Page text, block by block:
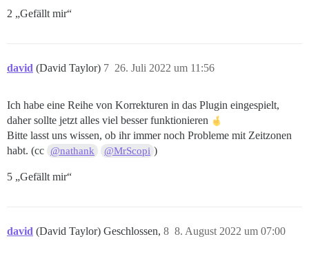
2 „Gefällt mir“
david (David Taylor) 26. Juli 2022 um 11:56
7
Ich habe eine Reihe von Korrekturen in das Plugin eingespielt,
daher sollte jetzt alles viel besser funktionieren
Bitte lasst uns wissen, ob ihr immer noch Probleme mit Zeitzonen
habt. (cc @nathank @MrScopi )
5 „Gefällt mir“
david (David Taylor) Geschlossen, 8. August 2022 um 07:00
8